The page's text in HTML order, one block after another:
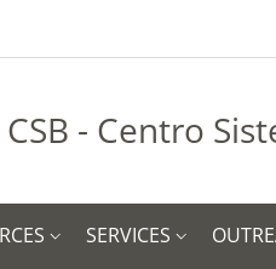
CSB - Centro
SERVICES